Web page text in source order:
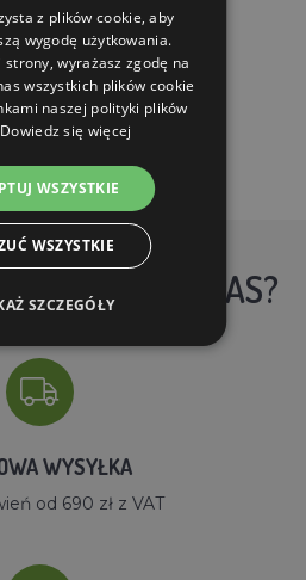
W MAGAZYNIE
KUPIĆ U NAS?
WYSYŁKA
od 690 zł z VAT
z plików cookie, aby
wygodę użytkowania.
strony, wyrażasz zgodę na
wszystkich plików cookie
naszej polityki plików
Dowiedz się więcej
WSZYSTKIE
WSZYSTKIE
SZCZEGÓŁY